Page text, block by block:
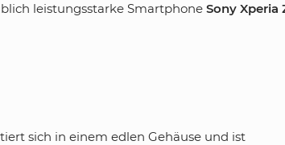
leistungsstarke Smartphone Sony Xperia
sich in einem edlen Gehäuse und ist